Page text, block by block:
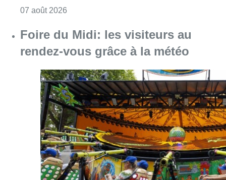
07 août 2026 Consulter l'article "Foire du Midi: les
Les Bruxellois respectent mieux les
zones 30 ?